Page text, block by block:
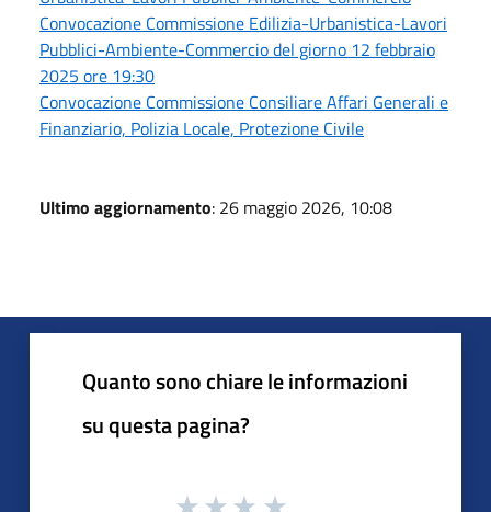
Convocazione Commissione Edilizia-Urbanistica-Lavori
Pubblici-Ambiente-Commercio del giorno 12 febbraio
2025 ore 19:30
Convocazione Commissione Consiliare Affari Generali e
Finanziario, Polizia Locale, Protezione Civile
Ultimo aggiornamento: 26 maggio 2026, 10:08
Quanto sono chiare le informazioni
su questa pagina?